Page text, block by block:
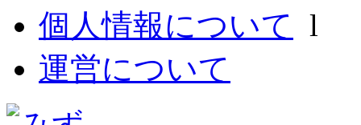
個人情報について l
運営について